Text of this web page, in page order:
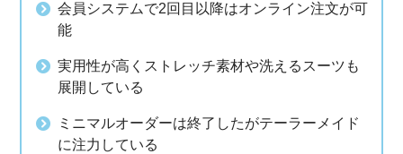
会員システムで2回目以降はオンライン注文が可
能
実用性が高くストレッチ素材や洗えるスーツも
展開している
ミニマルオーダーは終了したがテーラーメイド
に注力している